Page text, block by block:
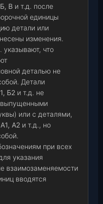
В и т.д. после
единицы
детали или
изменения.
указывают, что
деталью не
Детали
Б2 и т.д. не
выпущенными
или с деталями,
А2 и т.д., но
при всех
указания
взаимозаменяемости
вводятся